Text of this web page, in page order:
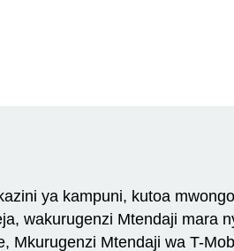
ya kampuni, kutoa
wakurugenzi Mtendaji mara
Mkurugenzi Mtendaji wa T-